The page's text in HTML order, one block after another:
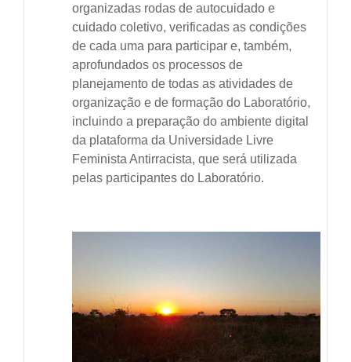
organizadas rodas de autocuidado e
cuidado coletivo, verificadas as condições
de cada uma para participar e, também,
aprofundados os processos de
planejamento de todas as atividades de
organização e de formação do Laboratório,
incluindo a preparação do ambiente digital
da plataforma da Universidade Livre
Feminista Antirracista, que será utilizada
pelas participantes do Laboratório.